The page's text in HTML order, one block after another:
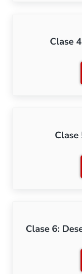
Clase
Clase
Clase 6: